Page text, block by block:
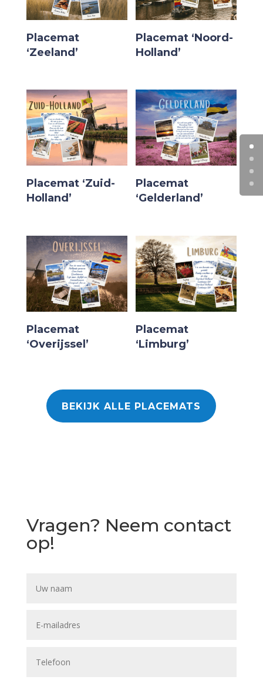
Placemat
‘Zeeland’
Placemat ‘Noord-
Holland’
Placemat ‘Zuid-
Holland’
Placemat
‘Gelderland’
Placemat
‘Overijssel’
Placemat
‘Limburg’
BEKIJK ALLE PLACEMATS
Vragen? Neem contact
op!